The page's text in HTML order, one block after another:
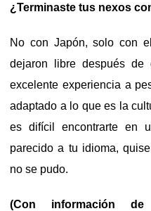
¿Terminaste tus nexos
No con Japón, solo con
dejaron libre después
excelente experiencia a
adaptado a lo que es la
es difícil encontrarte en
parecido a tu idioma,
no se pudo.
(Con información